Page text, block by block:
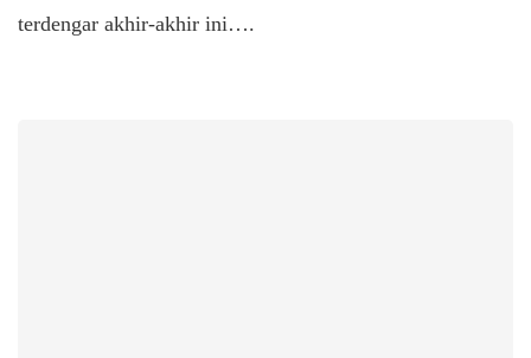
terdengar akhir-akhir ini….